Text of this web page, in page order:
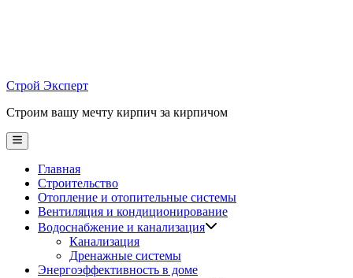
Строй Эксперт
Строим вашу мечту кирпич за кирпичом
Main
Menu
Главная
Строительство
Отопление и отопительные системы
Вентиляция и кондиционирование
Водоснабжение и канализация
Канализация
Дренажные системы
Энергоэффективность в доме